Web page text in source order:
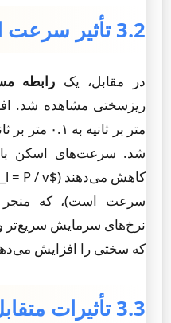
3.2 تأثیر سرعت اسکن
در مقابل، یک رابطه
متر بر
شد. سرعت‌های اسکن
سرعت است)، که منجر
نرخ‌های سرمایش سریع‌تر
که سختی را افزایش
3.3 تأثیرات متقابل